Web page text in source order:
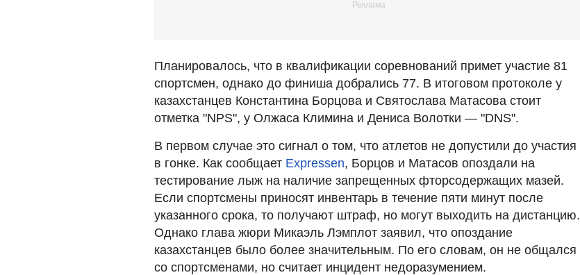
Планировалось, что в квалификации соревнований примет участие 81
спортсмен, однако до финиша добрались 77. В итоговом протоколе у
казахстанцев Константина Борцова и Святослава Матасова стоит
отметка "NPS", у Олжаса Климина и Дениса Волотки — "DNS".
В первом случае это сигнал о том, что атлетов не допустили до участия
в гонке. Как сообщает Expressen, Борцов и Матасов опоздали на
тестирование лыж на наличие запрещенных фторсодержащих мазей.
Если спортсмены приносят инвентарь в течение пяти минут после
указанного срока, то получают штраф, но могут выходить на дистанцию.
Однако глава жюри Микаэль Лэмплот заявил, что опоздание
казахстанцев было более значительным. По его словам, он не общался
со спортсменами, но считает инцидент недоразумением.